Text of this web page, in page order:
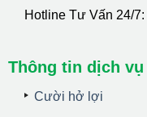
Hotline Tư Vấn 24/7:
Thông tin dịch vụ
Cười hở lợi